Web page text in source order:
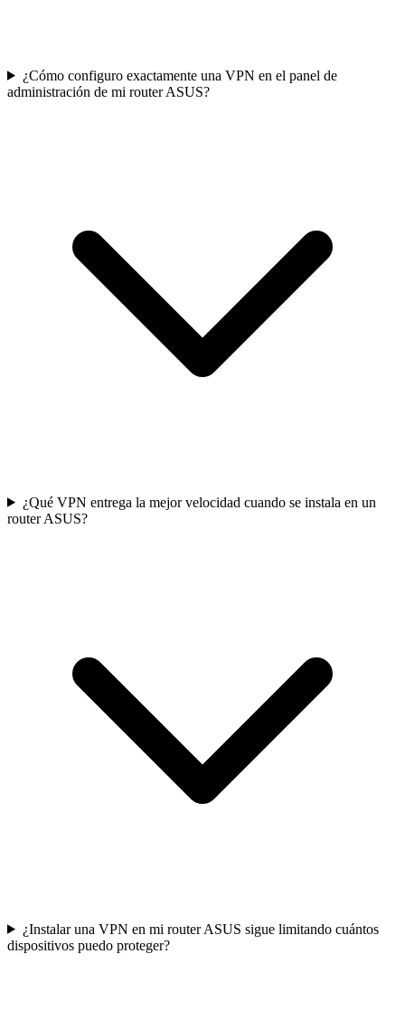
¿Cómo configuro exactamente una VPN en el panel de
administración de mi router ASUS?
¿Qué VPN entrega la mejor velocidad cuando se instala en un
router ASUS?
¿Instalar una VPN en mi router ASUS sigue limitando cuántos
dispositivos puedo proteger?